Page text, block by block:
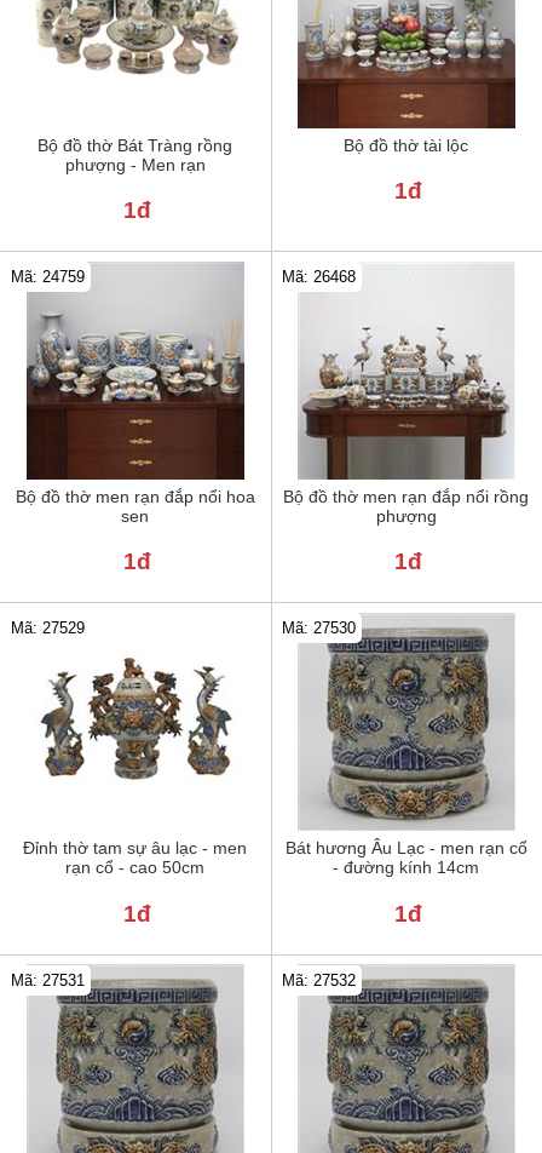
Bộ đồ thờ Bát Tràng rồng
phượng - Men rạn
1đ
Bộ đồ thờ tài lộc
1đ
Bộ đồ thờ men rạn đắp nổi hoa
sen
Mã: 24759
1đ
Bộ đồ thờ men rạn đắp nổi rồng
phượng
Mã: 26468
1đ
Đỉnh thờ tam sự âu lạc - men
rạn cổ - cao 50cm
Mã: 27529
1đ
Bát hương Âu Lạc - men rạn cổ
- đường kính 14cm
Mã: 27530
1đ
Mã: 27531 Mã: 27532